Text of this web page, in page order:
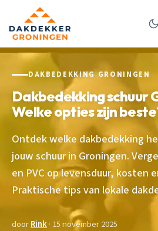
DAKBEDEKKING GRONINGEN
Dakbedekking schuur
Welke opties zijn
Ontdek welke dakbedekking
jouw schuur in Groningen.
en PVC op levensduur, kosten
Praktische tips van lokale
doorRink· 15 november 2025